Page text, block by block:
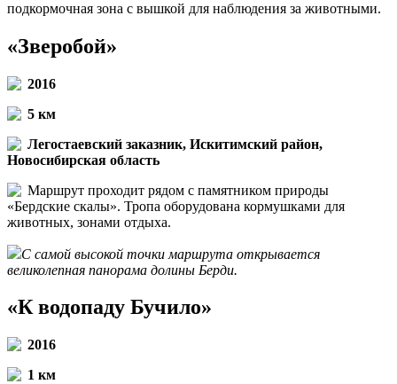
подкормочная зона с вышкой для наблюдения за животными.
«Зверобой»
2016
5 км
Легостаевский заказник, Искитимский район,
Новосибирская область
Маршрут проходит рядом с памятником природы
«Бердские скалы». Тропа оборудована кормушками для
животных, зонами отдыха.
С самой высокой точки маршрута открывается
великолепная панорама долины Берди.
«К водопаду Бучило»
2016
1 км